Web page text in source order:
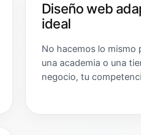
Diseño web
ideal
No hacemos lo mismo
una academia o una
negocio, tu